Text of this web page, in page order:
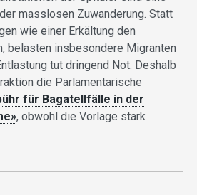
masslosen Zuwanderung. Statt
wie einer Erkältung den
belasten insbesondere Migranten
tut dringend Not. Deshalb
die Parlamentarische
für Bagatellfälle in der
, obwohl die Vorlage stark